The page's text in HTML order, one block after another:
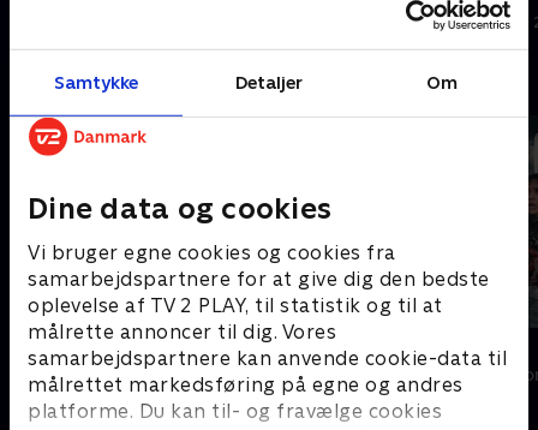
Samtykke Detaljer Om
Dine data og cookies
Vi bruger egne cookies og cookies fra
samarbejdspartnere for at give dig den bedste
oplevelse af TV 2 PLAY, til statistik og til at
målrette annoncer til dig. Vores
samarbejdspartnere kan anvende cookie-data til
målrettet markedsføring på egne og andres
platforme. Du kan til- og fravælge cookies
vokser sig til gengæld stærkere
19. februar 2025 • 59 min
Andre så også
Forræder
Reality • 4 sæsoner
Korpset
Reality • 8